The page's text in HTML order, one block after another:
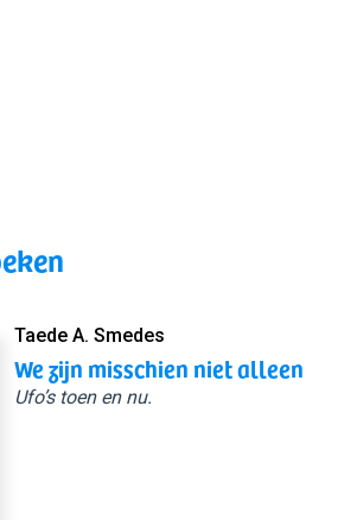
Taede A. Smedes
We zijn misschien niet alleen
Ufo’s toen en nu.